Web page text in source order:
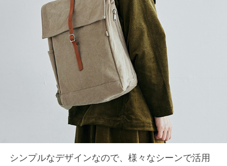
シンプルなデザインなので、様々なシーンで活用